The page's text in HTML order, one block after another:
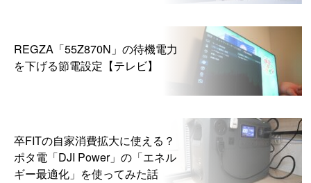
REGZA「55Z870N」の待機電力
を下げる節電設定【テレビ】
卒FITの自家消費拡大に使える？
ポタ電「DJI Power」の「エネル
ギー最適化」を使ってみた話